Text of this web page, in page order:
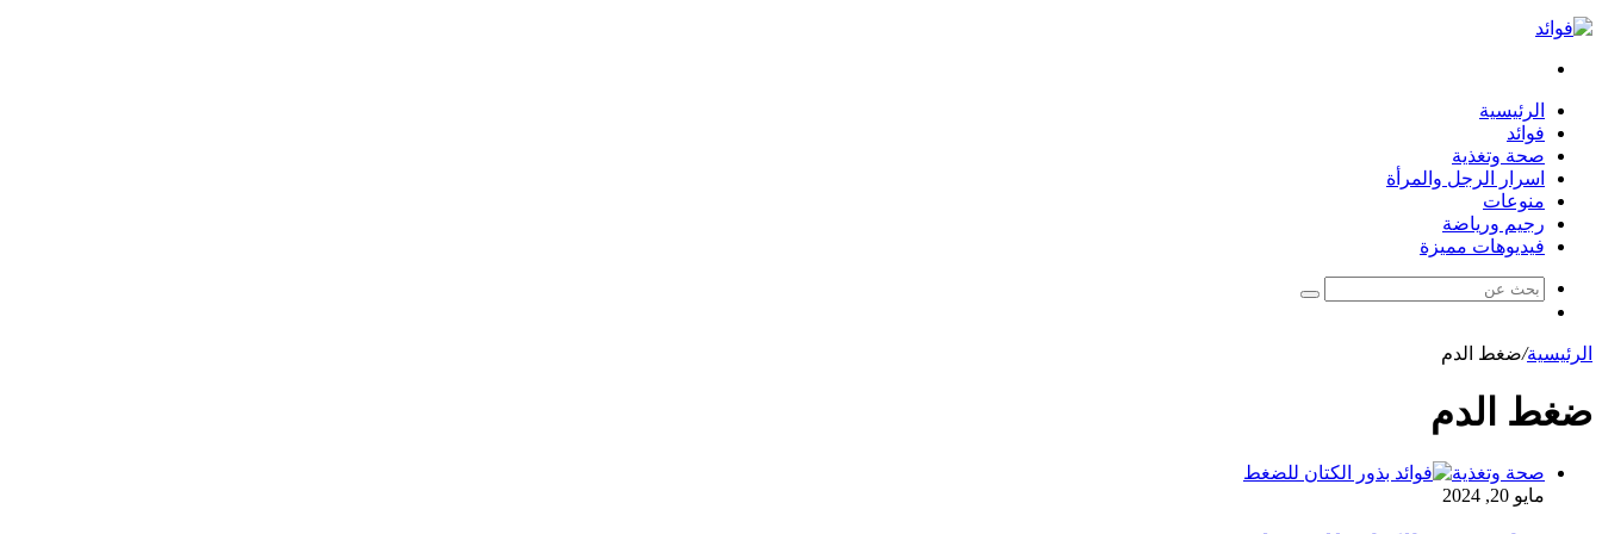
الرئيسية
فوائد
صحة وتغذية
اسرار الرجل والمرأة
منوعات
رجيم ورياضة
فيديوهات مميزة
بحث
الرئيسية/ضغط الدم
ضغط الدم
صحة وتغذية
مايو 20, 2024